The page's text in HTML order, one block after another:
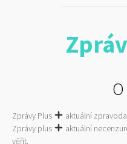
Zprávy Plus
aktuální
Zprávy plus
aktuální
věřit.